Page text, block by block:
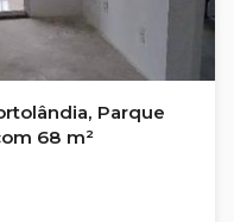
Parque
68 m²